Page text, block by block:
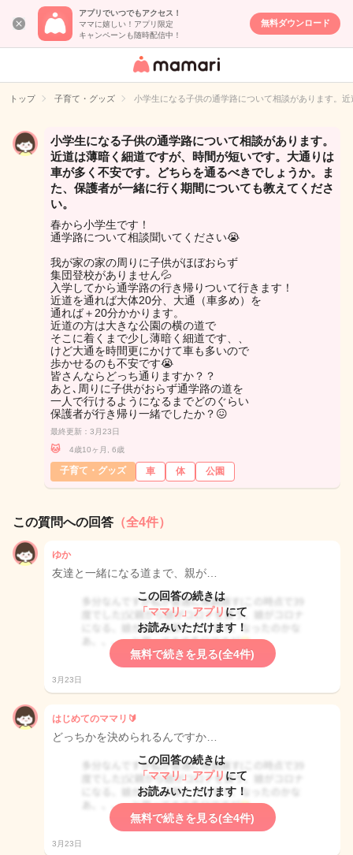
アプリでいつでもアクセス！
ママに嬉しい！アプリ限定
キャンペーンも随時配信中！
無料ダウンロード
女性専用匿名QA
イト
トップ 子育て・グッズ 小学生になる子供の通学路について相談があります。
小学生になる子供の通学路について相談があります。
近道は薄暗く細道ですが、時間が短いです。大通りは
車が多く不安です。どちらを通るべきでしょうか。ま
た、保護者が一緒に行く期間についても教えてくださ
い。
春から小学生です！
通学路について相談聞いてください😭
我が家の家の周りに子供がほぼおらず
集団登校がありません💦
入学してから通学路の行き帰りついて行きます！
近道を通れば大体20分、大通（車多め）を
通れば＋20分かかります。
近道の方は大きな公園の横の道で
そこに着くまで少し薄暗く細道です、、
けど大通を時間更にかけて車も多いので
歩かせるのも不安です😭
皆さんならどっち通りますか？？
あと､周りに子供がおらず通学路の道を
一人で行けるようになるまでどのぐらい
保護者が行き帰り一緒でしたか？😖
最終更新：3月23日
🐱 4歳10ヶ月, 6歳
子育て・グッズ 車 体 公園
この質問への回答 （全4件）
ゆか
友達と一緒になる道まで、親が…
この回答の続きは
「ママリ」アプリ にて
お読みいただけます！
無料で続きを見る(全4件)
3月23日
はじめてのママリ🔰
どっちかを決められるんですか…
この回答の続きは
「ママリ」アプリ にて
お読みいただけます！
無料で続きを見る(全4件)
3月23日